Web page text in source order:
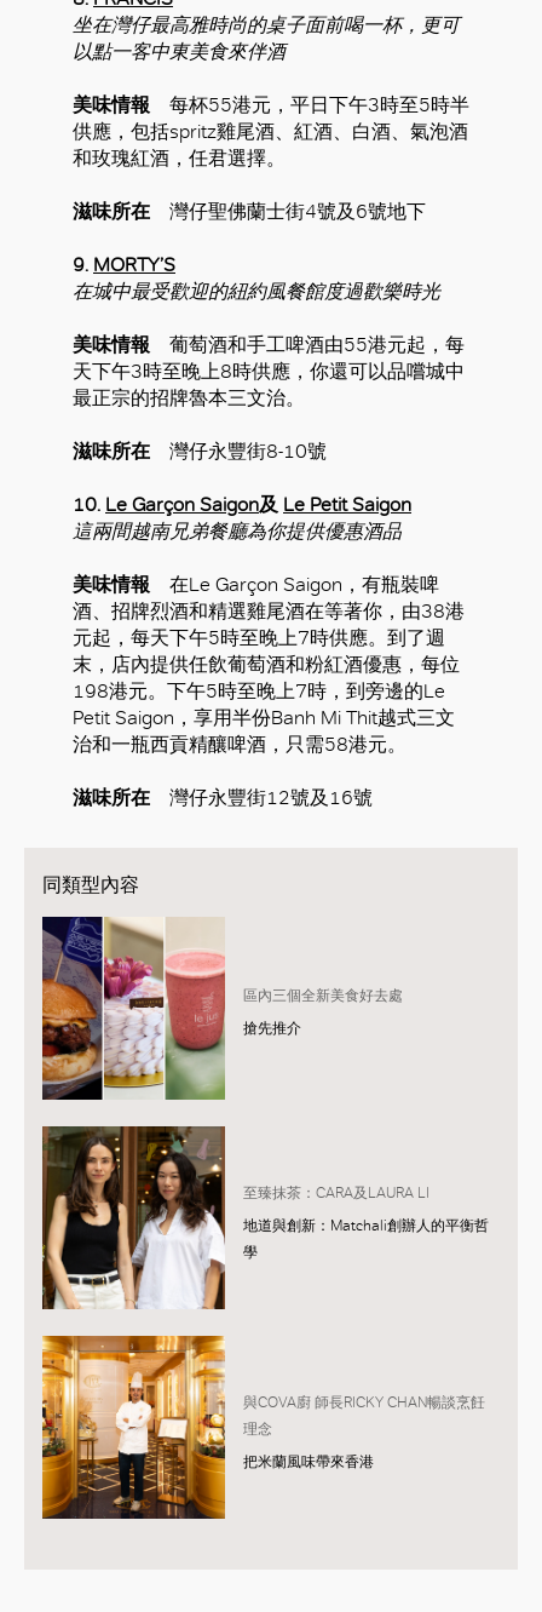
坐在灣仔最高雅時尚的桌子面前喝一杯，更可
以點一客中東美食來伴酒
美味情報 每杯55港元，平日下午3時至5時半
供應，包括spritz雞尾酒、紅酒、白酒、氣泡酒
和玫瑰紅酒，任君選擇。
滋味所在 灣仔聖佛蘭士街4號及6號地下
9. MORTY’S
在城中最受歡迎的紐約風餐館度過歡樂時光
美味情報 葡萄酒和手工啤酒由55港元起，每
天下午3時至晚上8時供應，你還可以品嚐城中
最正宗的招牌魯本三文治。
滋味所在 灣仔永豐街8-10號
10. Le Garçon Saigon及 Le Petit Saigon
這兩間越南兄弟餐廳為你提供優惠酒品
美味情報 在Le Garçon Saigon，有瓶裝啤
酒、招牌烈酒和精選雞尾酒在等著你，由38港
元起，每天下午5時至晚上7時供應。到了週
末，店內提供任飲葡萄酒和粉紅酒優惠，每位
198港元。下午5時至晚上7時，到旁邊的Le
Petit Saigon，享用半份Banh Mi Thit越式三文
治和一瓶西貢精釀啤酒，只需58港元。
滋味所在 灣仔永豐街12號及16號
同類型內容
區內三個全新美食好去處
搶先推介
至臻抹茶：CARA及LAURA LI
地道與創新：Matchali創辦人的平衡哲
學
與COVA廚 師長RICKY CHAN暢談烹飪
理念
把米蘭風味帶來香港